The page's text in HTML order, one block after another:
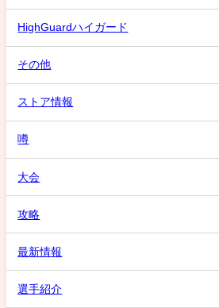
HighGuardハイガード
その他
ストア情報
噂
大会
攻略
最新情報
選手紹介